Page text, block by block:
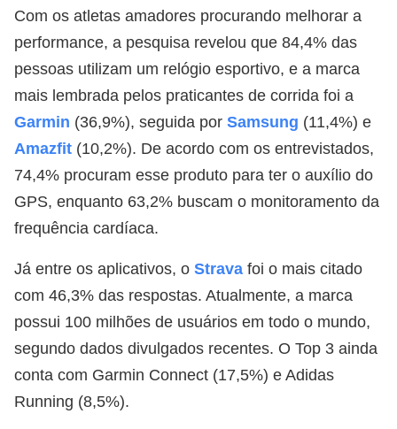
Com os atletas amadores procurando melhorar a
performance, a pesquisa revelou que 84,4% das
pessoas utilizam um relógio esportivo, e a marca
mais lembrada pelos praticantes de corrida foi a
Garmin (36,9%), seguida por Samsung (11,4%) e
Amazfit (10,2%). De acordo com os entrevistados,
74,4% procuram esse produto para ter o auxílio do
GPS, enquanto 63,2% buscam o monitoramento da
frequência cardíaca.
Já entre os aplicativos, o Strava foi o mais citado
com 46,3% das respostas. Atualmente, a marca
possui 100 milhões de usuários em todo o mundo,
segundo dados divulgados recentes. O Top 3 ainda
conta com Garmin Connect (17,5%) e Adidas
Running (8,5%).